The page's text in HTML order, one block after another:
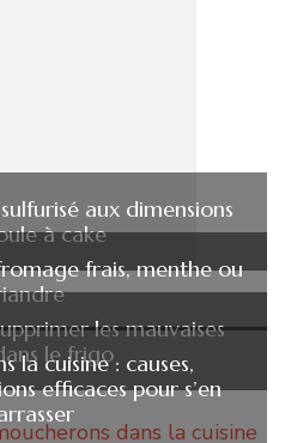
aux dimensions
à cake
frais, menthe ou
les mauvaises
le frigo
la cuisine : causes,
efficaces pour s’en